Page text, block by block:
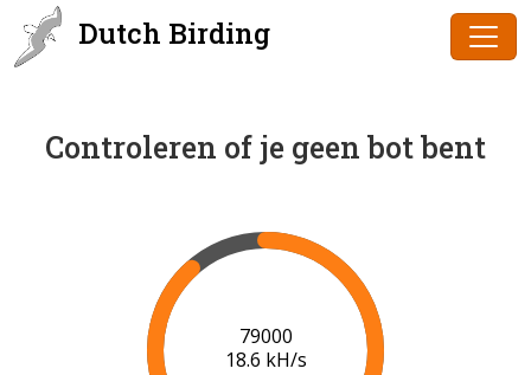
Dutch Birding
Controleren of je geen bot bent
81000
18.8 kH/s